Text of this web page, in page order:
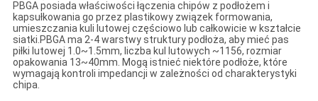
PBGA posiada właściwości łączenia chipów z podłożem i
kapsułkowania go przez plastikowy związek formowania,
umieszczania kuli lutowej częściowo lub całkowicie w kształcie
siatki.PBGA ma 2-4 warstwy struktury podłoża, aby mieć pas
piłki lutowej 1.0~1.5mm, liczba kul lutowych ~1156, rozmiar
opakowania 13~40mm. Mogą istnieć niektóre podłoże, które
wymagają kontroli impedancji w zależności od charakterystyki
chipa.